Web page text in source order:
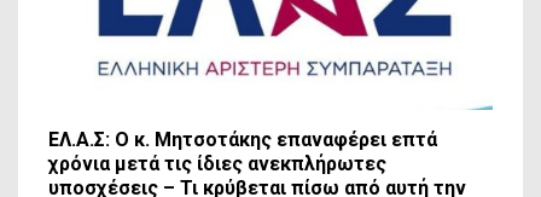
ΕΛ.Α.Σ: Ο κ. Μητσοτάκης επαναφέρει επτά
χρόνια μετά τις ίδιες ανεκπλήρωτες
υποσχέσεις – Τι κρύβεται πίσω από αυτή την